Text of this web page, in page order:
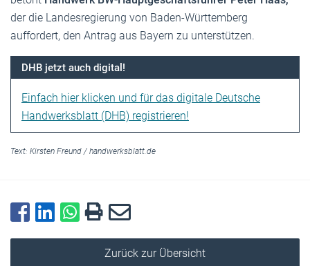
der die Landesregierung von Baden-Württemberg
auffordert, den Antrag aus Bayern zu unterstützen.
DHB jetzt auch digital!
Einfach hier klicken und für das digitale Deutsche
Handwerksblatt (DHB) registrieren!
Text: Kirsten Freund / handwerksblatt.de
Zurück zur Übersicht